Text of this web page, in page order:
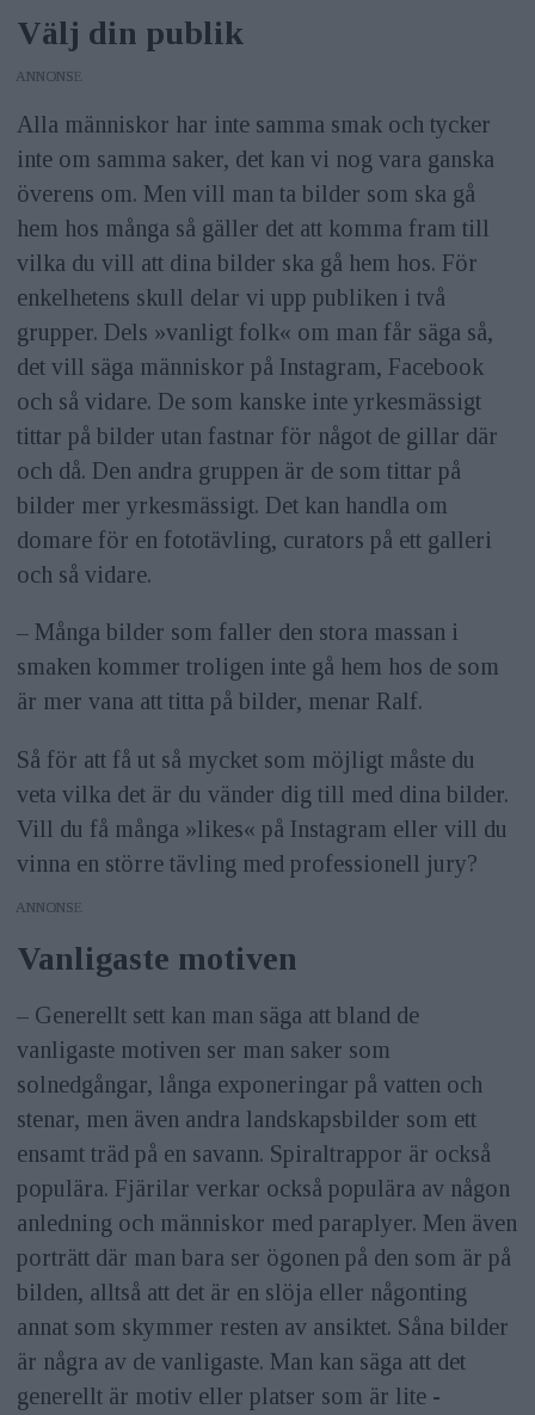
Välj din publik
ANNONS
Alla människor har inte samma smak och tycker
inte om samma saker, det kan vi nog vara ganska
överens om. Men vill man ta bilder som ska gå
hem hos många så gäller det att komma fram till
vilka du vill att dina bilder ska gå hem hos. För
enkelhetens skull delar vi upp publiken i två
grupper. Dels »vanligt folk« om man får säga så,
det vill säga människor på Instagram, Facebook
och så vidare. De som kanske inte yrkesmässigt
tittar på bilder utan fastnar för något de gillar där
och då. Den andra gruppen är de som ­tittar på
bilder mer yrkesmässigt. Det kan handla om
domare för en fototävling, curators på ett galleri
och så vidare.
– Många bilder som faller den stora massan i
smaken kommer troligen inte gå hem hos de som
är mer vana att titta på bilder, menar Ralf.
Så för att få ut så mycket som möjligt måste du
veta vilka det är du vänder dig till med dina bilder.
Vill du få många »likes« på Instagram eller vill du
vinna en större tävling med professionell jury?
ANNONS
Vanligaste motiven
– Generellt sett kan man säga att bland de
vanligaste motiven ser man saker som
solnedgångar, långa exponeringar på vatten och
stenar, men även andra landskapsbilder som ett
ensamt träd på en savann. Spiraltrappor är också
populära. Fjärilar verkar också populära av någon
anledning och människor med paraplyer. Men även
porträtt där man bara ser ögonen på den som är på
bilden, alltså att det är en slöja eller någonting
annat som skymmer resten av ansiktet. Såna bilder
är några av de vanligaste. Man kan säga att det
generellt är motiv eller platser som är lite ­